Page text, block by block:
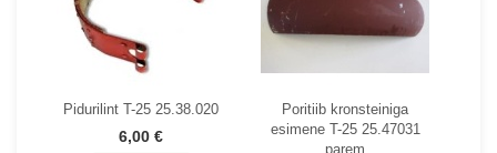
Pidurilint T-25 25.38.020
6,00 €
Poritiib kronsteiniga
esimene T-25 25.47031
parem